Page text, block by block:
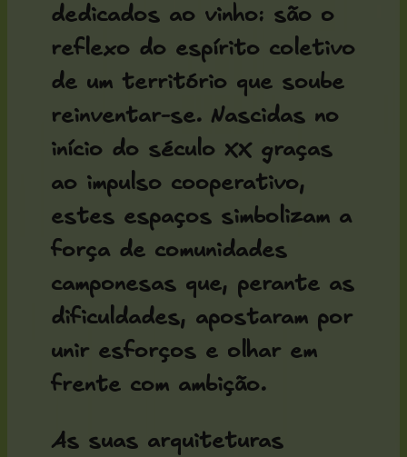
dedicados ao vinho: são o
reflexo do espírito coletivo
de um território que soube
reinventar-se. Nascidas no
início do século XX graças
ao impulso cooperativo,
estes espaços simbolizam a
força de comunidades
camponesas que, perante as
dificuldades, apostaram por
unir esforços e olhar em
frente com ambição.
As suas arquiteturas